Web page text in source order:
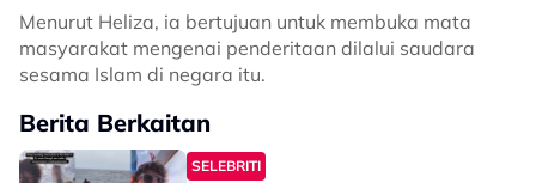
Menurut Heliza, ia bertujuan untuk membuka mata
masyarakat mengenai penderitaan dilalui saudara
sesama Islam di negara itu.
Berita Berkaitan
SELEBRITI